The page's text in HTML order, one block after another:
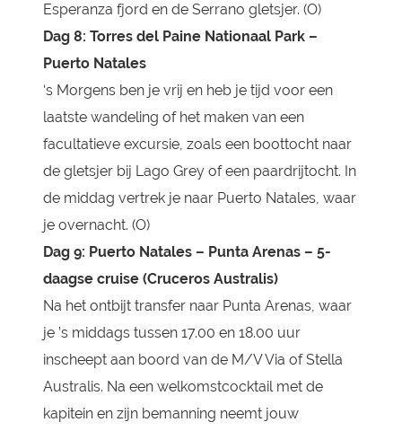
Esperanza fjord en de Serrano gletsjer. (O)
Dag 8: Torres del Paine Nationaal Park –
Puerto Natales
‘s Morgens ben je vrij en heb je tijd voor een
laatste wandeling of het maken van een
facultatieve excursie, zoals een boottocht naar
de gletsjer bij Lago Grey of een paardrijtocht. In
de middag vertrek je naar Puerto Natales, waar
je overnacht. (O)
Dag 9: Puerto Natales – Punta Arenas – 5-
daagse cruise (Cruceros Australis)
Na het ontbijt transfer naar Punta Arenas, waar
je ’s middags tussen 17.00 en 18.00 uur
inscheept aan boord van de M/V Via of Stella
Australis. Na een welkomstcocktail met de
kapitein en zijn bemanning neemt jouw